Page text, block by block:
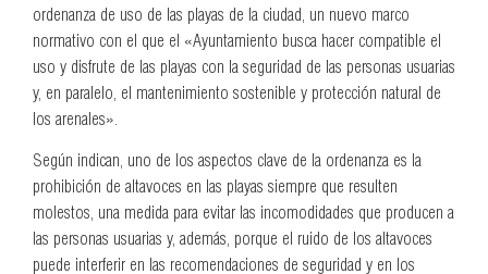
ordenanza de uso de las playas de la ciudad, un nuevo marco
normativo con el que el «Ayuntamiento busca hacer compatible el
uso y disfrute de las playas con la seguridad de las personas usuarias
y, en paralelo, el mantenimiento sostenible y protección natural de
los arenales».
Según indican, uno de los aspectos clave de la ordenanza es la
prohibición de altavoces en las playas siempre que resulten
molestos, una medida para evitar las incomodidades que producen a
las personas usuarias y, además, porque el ruido de los altavoces
puede interferir en las recomendaciones de seguridad y en los